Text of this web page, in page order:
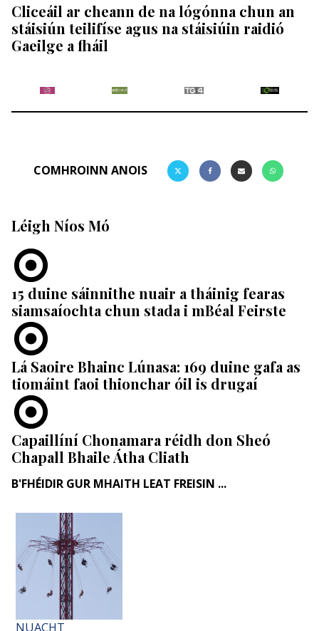
Cliceáil ar cheann de na lógónna chun an
stáisiún teilifíse agus na stáisiúin raidió
Gaeilge a fháil
COMHROINN ANOIS
Léigh Níos Mó
15 duine sáinnithe nuair a tháinig fearas
siamsaíochta chun stada i mBéal Feirste
Lá Saoire Bhainc Lúnasa: 169 duine gafa as
tiomáint faoi thionchar óil is drugaí
Capaillíní Chonamara réidh don Sheó
Chapall Bhaile Átha Cliath
B'FHÉIDIR GUR MHAITH LEAT FREISIN ...
NUACHT